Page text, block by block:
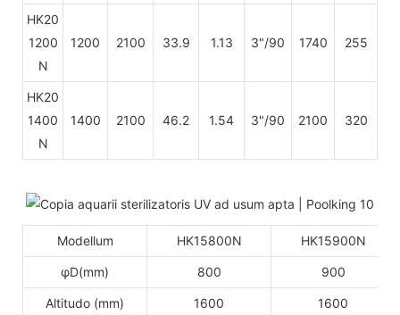
HK20
1200
N
1200 2100 33.9 1.13 3"/90 1740 255
HK20
1400
N
1400 2100 46.2 1.54 3"/90 2100 320
Modellum HK15800N HK15900N
φD(mm) 800 900
Altitudo (mm) 1600 1600